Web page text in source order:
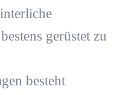
gerüstet zu
besteht